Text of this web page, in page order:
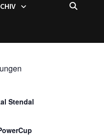
Stendal